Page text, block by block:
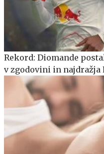
Rekord: Diomande
v zgodovini in najdražja